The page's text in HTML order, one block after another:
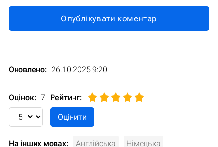
Опублікувати коментар
Оновлено: 26.10.2025 9:20
Оцінок: 7 Рейтинг:
На інших мовах: Англійська Німецька